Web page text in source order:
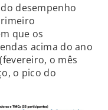
desempenho
que os
acima do ano
o mês
o pico do